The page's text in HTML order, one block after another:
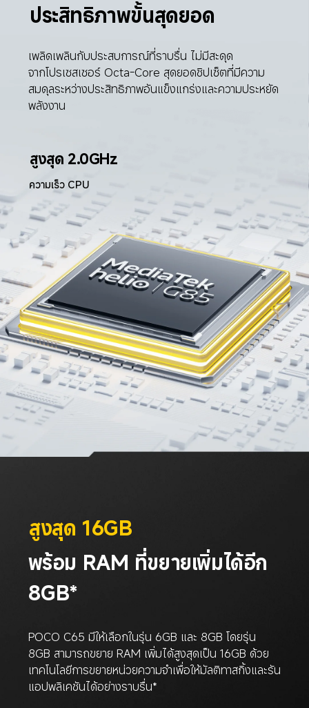
ประสิทธิภาพขั้นสุดยอด
เพลิดเพลินกับประสบการณ์ที่ราบรื่น ไม่มีสะดุด
จากโปรเซสเซอร์ Octa-Core สุดยอดชิปเซ็ตที่มีความ
สมดุลระหว่างประสิทธิภาพอันแข็งแกร่งและความประหยัด
พลังงาน
สูงสุด 2.0GHz
ความเร็ว CPU
สูงสุด 16GB
พร้อม RAM ที่ขยายเพิ่มได้อีก
8GB*
POCO C65 มีให้เลือกในรุ่น 6GB และ 8GB โดยรุ่น
8GB สามารถขยาย RAM เพิ่มได้สูงสุดเป็น 16GB ด้วย
เทคโนโลยีการขยายหน่วยความจำเพื่อให้มัลติทาสกิ้งและรัน
แอปพลิเคชันได้อย่างราบรื่น*